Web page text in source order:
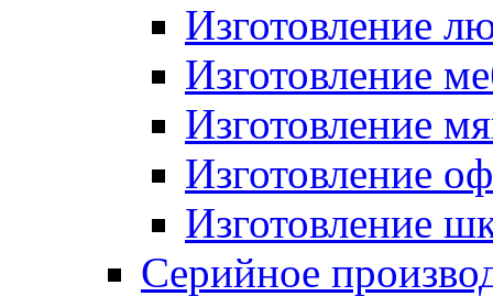
Изготовление
Изготовление
Изготовление
Изготовление
Изготовление
Серийное